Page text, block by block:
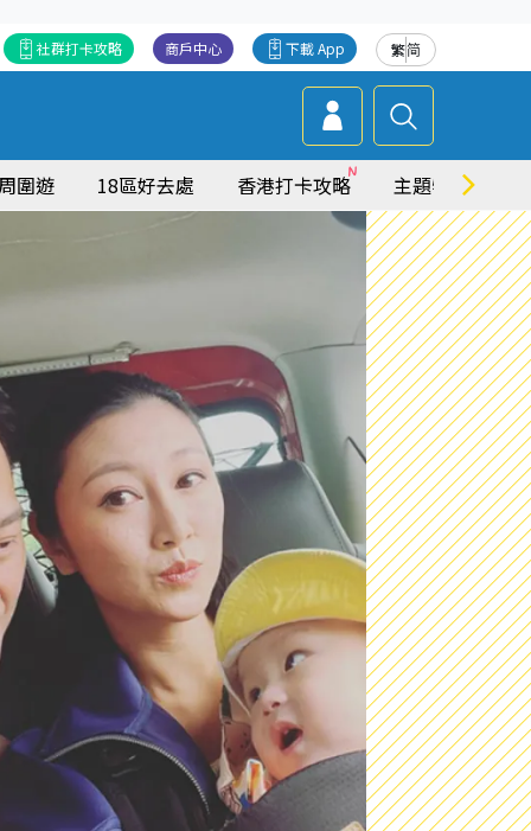
繁简
下載 App
商戶中心
社群打卡攻略
圍遊 18區好去處 香港打卡攻略 主題特集